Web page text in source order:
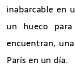
inabarcable en
un hueco
encuentran,
París en un día.